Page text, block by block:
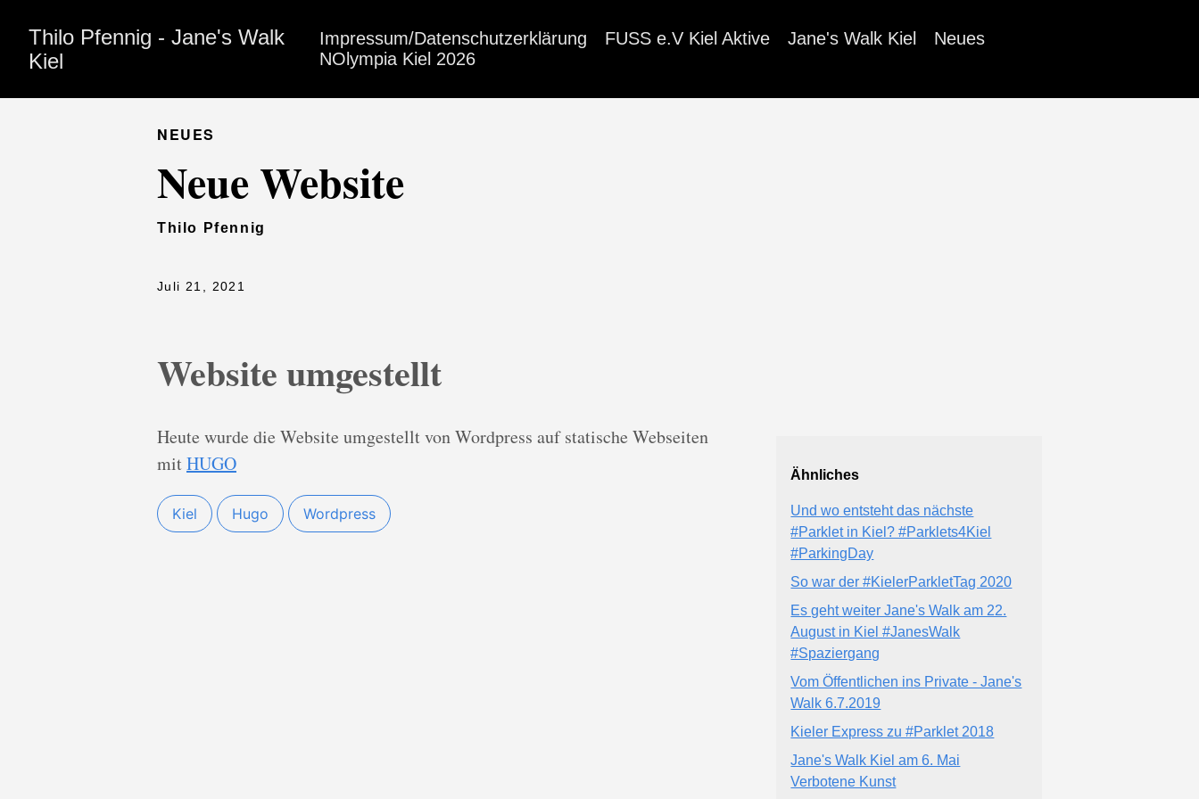
Thilo Pfennig - Jane's Walk
Kiel
Impressum/Datenschutzerklärung FUSS e.V Kiel Aktive Jane's Walk Kiel
Neues
NOlympia Kiel 2026
NEUES
Neue Website
Thilo Pfennig
Juli 21, 2021
Website umgestellt
Heute wurde die Website umgestellt von Wordpress auf statische Webseiten
mitHUGO
Kiel Hugo Wordpress
Ähnliches
Und wo entsteht das nächste
#Parklet in Kiel? #Parklets4Kiel
#ParkingDay
So war der #KielerParkletTag 2020
Es geht weiter Jane's Walk am 22.
August in Kiel #JanesWalk
#Spaziergang
Vom Öffentlichen ins Private - Jane's
Walk 6.7.2019
Kieler Express zu #Parklet 2018
Jane's Walk Kiel am 6. Mai
Verbotene Kunst